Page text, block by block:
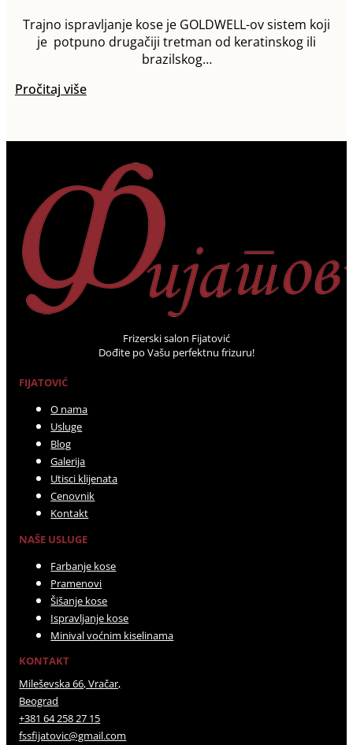
Trajno ispravljanje kose je GOLDWELL-ov sistem koji
je potpuno drugačiji tretman od keratinskog ili
brazilskog…
Pročitaj više
Frizerski salon Fijatović
Dođite po Vašu perfektnu frizuru!
FIJATOVIĆ
O nama
Usluge
Blog
Galerija
Utisci klijenata
Cenovnik
Kontakt
NAŠE USLUGE
Farbanje kose
Pramenovi
Šišanje kose
Ispravljanje kose
Minival voćnim kiselinama
KONTAKT
Mileševska 66, Vračar,
Beograd
+381 64 258 27 15
fssfijatovic@gmail.com